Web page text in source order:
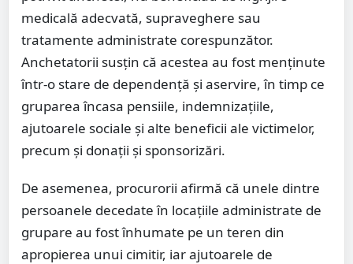
medicală adecvată, supraveghere sau
tratamente administrate corespunzător.
Anchetatorii susțin că acestea au fost menținute
într-o stare de dependență și aservire, în timp ce
gruparea încasa pensiile, indemnizațiile,
ajutoarele sociale și alte beneficii ale victimelor,
precum și donații și sponsorizări.
De asemenea, procurorii afirmă că unele dintre
persoanele decedate în locațiile administrate de
grupare au fost înhumate pe un teren din
apropierea unui cimitir, iar ajutoarele de